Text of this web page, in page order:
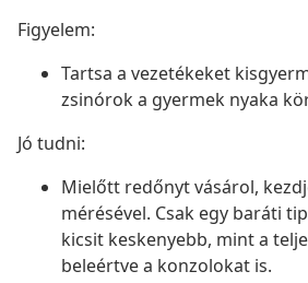
Figyelem:
Tartsa a vezetékeket
zsinórok a gyermek nyaka
Jó tudni:
Mielőtt redőnyt vásárol,
mérésével. Csak egy baráti
kicsit keskenyebb, mint a
beleértve a konzolokat is.